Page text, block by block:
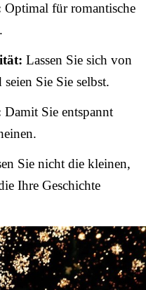
Optimal für romantische
Lassen Sie sich von
Sie Sie selbst.
Damit Sie entspannt
Sie nicht die kleinen,
Ihre Geschichte